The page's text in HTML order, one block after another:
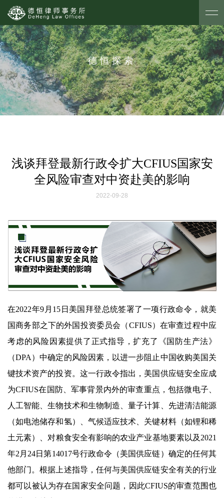
德恒探索
浅谈拜登最新行政令扩大CFIUS国家安
全风险审查对中资赴美的影响
2022-09-28
在2022年9月15日美国拜登总统签署了一项行政命令，就美
国商务部之下的外国投资委员会（CFIUS）在审查过程中应
考虑的风险因素提供了正式指导，扩充了《国防生产法》
（DPA）中确定的风险因素，以进一步阻止中国收购美国关
键技术资产的投资。这一行政令指出，美国供应链安全应成
为CFIUS在国防、军事背景内外的审查重点，包括微电子、
人工智能、生物技术和生物制造、量子计算、先进清洁能源
（如电池储存和氢）、气候适应技术、关键材料（如锂和稀
土元素）、对粮食安全有影响的农业产业基地要素以及2021
年2月24日第14017号行政命令（美国供应链）确定的任何其
他部门。根据上述指导，任何与美国供应链安全有关的行业
都可以被认为存在国家安全问题，因此CFIUS的审查范围也